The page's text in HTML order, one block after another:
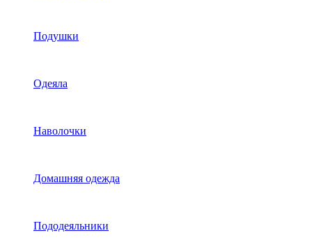
Подушки
Одеяла
Наволочки
Домашняя одежда
Пододеяльники